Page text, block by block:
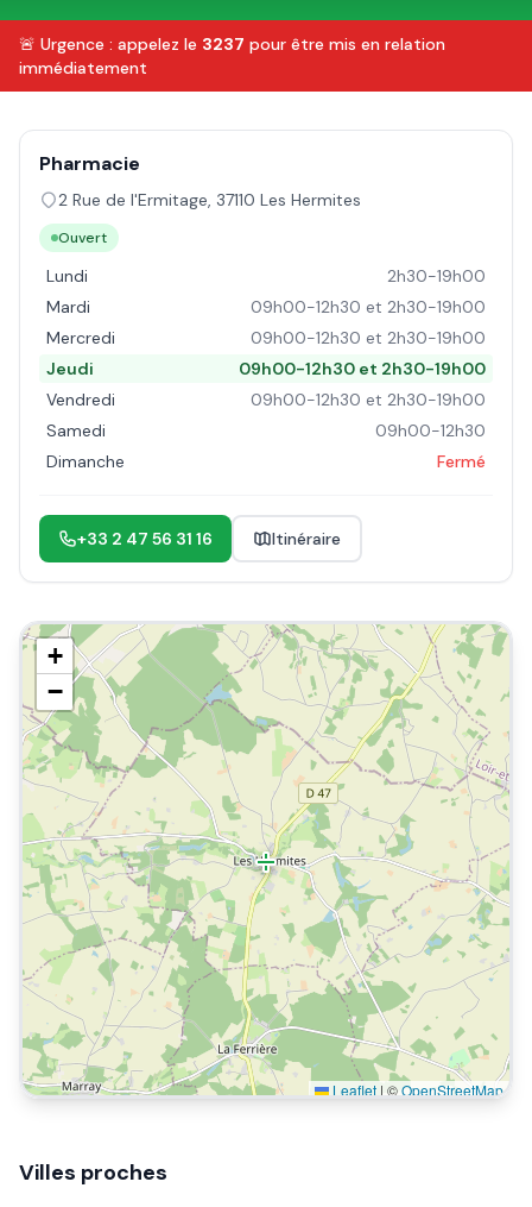
🚨 Urgence : appelez le 3237 pour être mis en relation
immédiatement
Pharmacie
2 Rue de l'Ermitage, 37110 Les Hermites
Ouvert
Lundi
2h30-19h00
Mardi
09h00-12h30 et 2h30-19h00
Mercredi
09h00-12h30 et 2h30-19h00
Jeudi
09h00-12h30 et 2h30-19h00
Vendredi
09h00-12h30 et 2h30-19h00
Samedi
09h00-12h30
Dimanche
Fermé
+33 2 47 56 31 16 Itinéraire
+
−
Leaflet | ©OpenStreetMap
Villes proches